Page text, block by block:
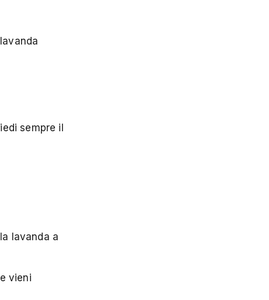
sempre il
lavanda a
vieni